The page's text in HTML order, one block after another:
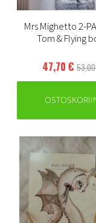
Mrs Mighetto 2-
Tom & Flying
47,70 €